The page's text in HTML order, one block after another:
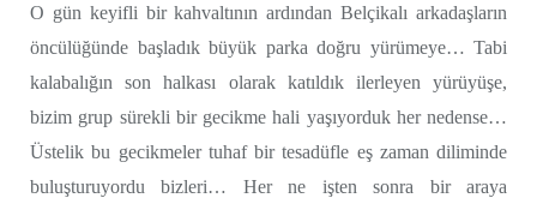
O gün keyifli bir kahvaltının ardından Belçikalı arkadaşların
öncülüğünde başladık büyük parka doğru yürümeye… Tabi
kalabalığın son halkası olarak katıldık ilerleyen yürüyüşe,
bizim grup sürekli bir gecikme hali yaşıyorduk her nedense…
Üstelik bu gecikmeler tuhaf bir tesadüfle eş zaman diliminde
buluşturuyordu bizleri… Her ne işten sonra bir araya